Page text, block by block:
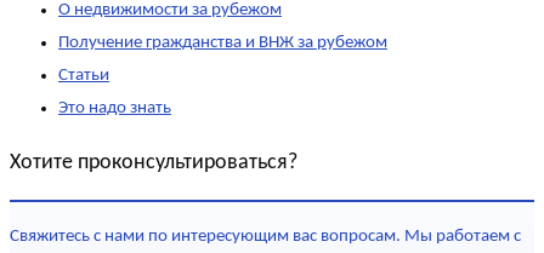
О недвижимости за рубежом
Получение гражданства и ВНЖ за рубежом
Статьи
Это надо знать
Хотите проконсультироваться?
Свяжитесь с нами по интересующим вас вопросам. Мы работаем с